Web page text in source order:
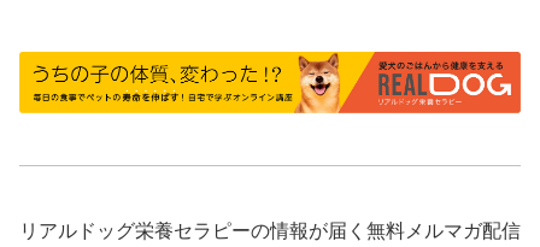
リアルドッグ栄養セラピーの情報が届く無料メルマガ配信